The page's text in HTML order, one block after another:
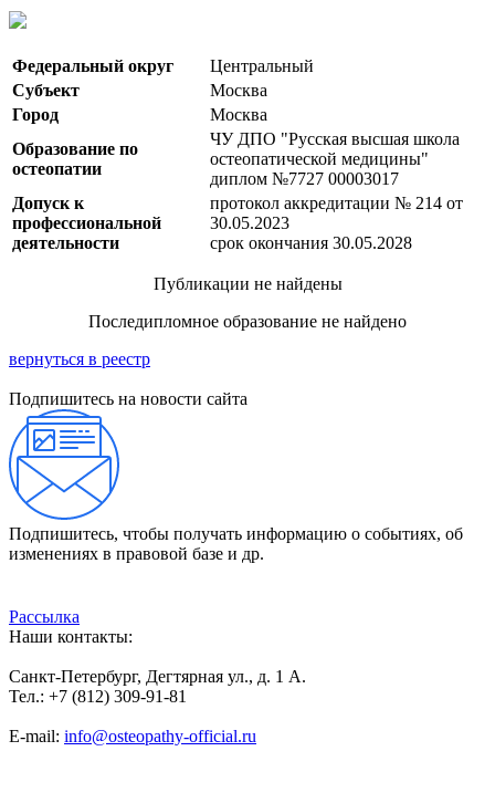
Федеральный округ
Центральный
Субъект
Москва
Город
Москва
Образование по
остеопатии
ЧУ ДПО "Русская высшая школа
остеопатической медицины"
диплом №7727 00003017
Допуск к
профессиональной
деятельности
протокол аккредитации № 214 от
30.05.2023
срок окончания 30.05.2028
Публикации не найдены
Последипломное образование не найдено
вернуться в реестр
Подпишитесь на новости сайта
Подпишитесь, чтобы получать информацию о событиях, об
изменениях в правовой базе и др.
Рассылка
Наши контакты:
Санкт-Петербург, Дегтярная ул., д. 1 А.
Тел.: +7 (812) 309-91-81
E-mail: info@osteopathy-official.ru